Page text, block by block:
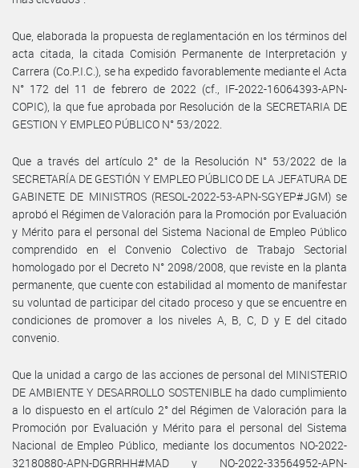
Que, elaborada la propuesta de reglamentación en los términos del
acta citada, la citada Comisión Permanente de Interpretación y
Carrera (Co.P.I.C.), se ha expedido favorablemente mediante el Acta
N° 172 del 11 de febrero de 2022 (cf., IF-2022-16064393-APN-
COPIC), la que fue aprobada por Resolución de la SECRETARIA DE
GESTION Y EMPLEO PÚBLICO N° 53/2022.
Que a través del artículo 2° de la Resolución N° 53/2022 de la
SECRETARÍA DE GESTIÓN Y EMPLEO PÚBLICO DE LA JEFATURA DE
GABINETE DE MINISTROS (RESOL-2022-53-APN-SGYEP#JGM) se
aprobó el Régimen de Valoración para la Promoción por Evaluación
y Mérito para el personal del Sistema Nacional de Empleo Público
comprendido en el Convenio Colectivo de Trabajo Sectorial
homologado por el Decreto N° 2098/2008, que reviste en la planta
permanente, que cuente con estabilidad al momento de manifestar
su voluntad de participar del citado proceso y que se encuentre en
condiciones de promover a los niveles A, B, C, D y E del citado
convenio.
Que la unidad a cargo de las acciones de personal del MINISTERIO
DE AMBIENTE Y DESARROLLO SOSTENIBLE ha dado cumplimiento
a lo dispuesto en el artículo 2° del Régimen de Valoración para la
Promoción por Evaluación y Mérito para el personal del Sistema
Nacional de Empleo Público, mediante los documentos NO-2022-
32180880-APN-DGRRHH#MAD y NO-2022-33564952-APN-